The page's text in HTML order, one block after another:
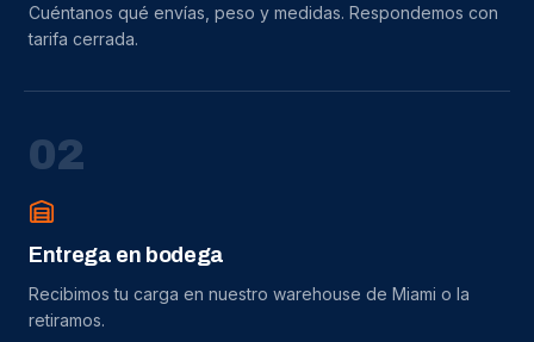
Cuéntanos qué envías, peso y medidas. Respondemos con
tarifa cerrada.
02
Entrega en bodega
Recibimos tu carga en nuestro warehouse de Miami o la
retiramos.